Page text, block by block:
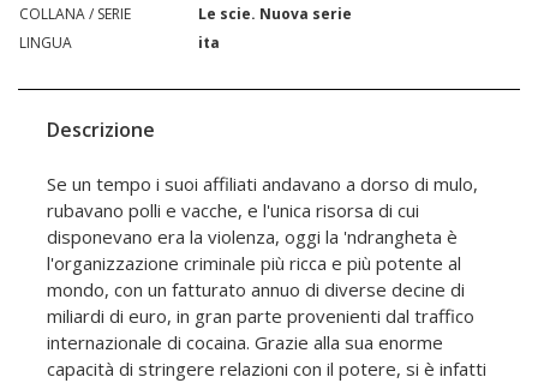
COLLANA / SERIE
Le scie. Nuova serie
LINGUA
ita
Descrizione
Se un tempo i suoi affiliati andavano a dorso di mulo,
rubavano polli e vacche, e l'unica risorsa di cui
disponevano era la violenza, oggi la 'ndrangheta è
l'organizzazione criminale più ricca e più potente al
mondo, con un fatturato annuo di diverse decine di
miliardi di euro, in gran parte provenienti dal traffico
internazionale di cocaina. Grazie alla sua enorme
capacità di stringere relazioni con il potere, si è infatti